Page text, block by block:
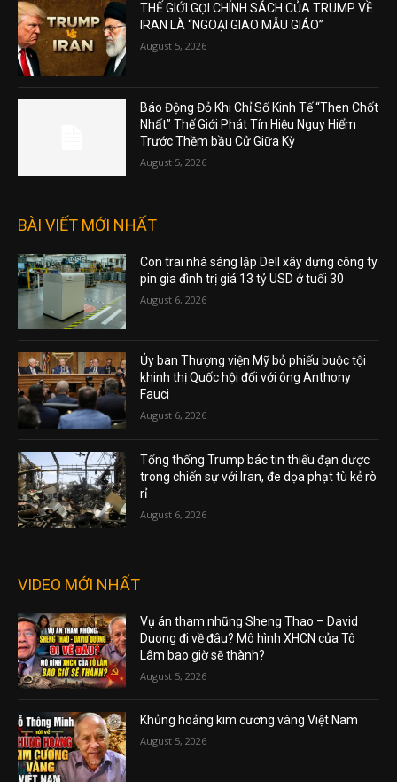
THẾ GIỚI GỌI CHÍNH SÁCH CỦA TRUMP VỀ
IRAN LÀ “NGOẠI GIAO MẪU GIÁO”
August 5, 2026
Báo Động Đỏ Khi Chỉ Số Kinh Tế “Then Chốt
Nhất” Thế Giới Phát Tín Hiệu Nguy Hiểm
Trước Thềm bầu Cử Giữa Kỳ
August 5, 2026
BÀI VIẾT MỚI NHẤT
Con trai nhà sáng lập Dell xây dựng công ty
pin gia đình trị giá 13 tỷ USD ở tuổi 30
August 6, 2026
Ủy ban Thượng viện Mỹ bỏ phiếu buộc tội
khinh thị Quốc hội đối với ông Anthony
Fauci
August 6, 2026
Tổng thống Trump bác tin thiếu đạn dược
trong chiến sự với Iran, đe dọa phạt tù kẻ rò
rỉ
August 6, 2026
VIDEO MỚI NHẤT
Vụ án tham nhũng Sheng Thao – David
Duong đi về đâu? Mô hình XHCN của Tô
Lâm bao giờ sẽ thành?
August 5, 2026
Khủng hoảng kim cương vàng Việt Nam
August 5, 2026